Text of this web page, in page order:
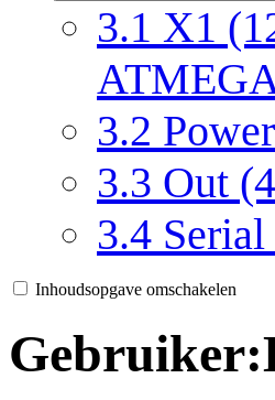
3.1 X1
3.2
3.3 Out
3.4
Inhoudsopgave omschakelen
Gebruiker: